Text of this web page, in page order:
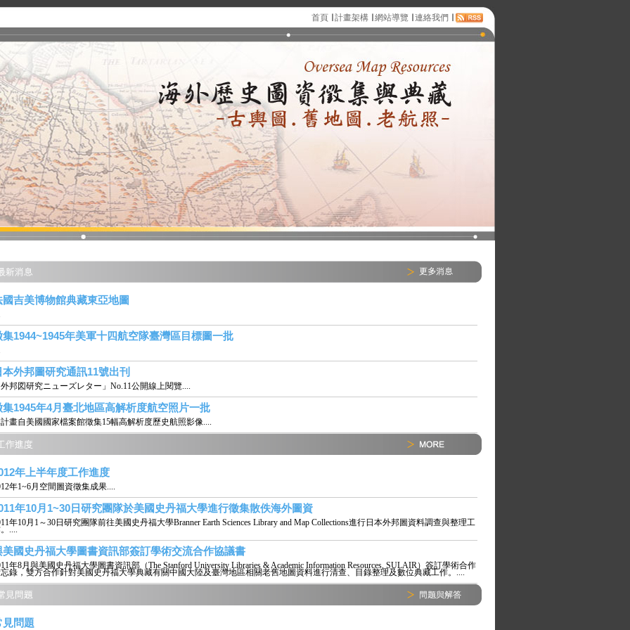
首頁 計畫架構 網站導覽 連絡我們
國吉美博物館典藏東亞地圖
集1944~1945年美軍十四航空隊臺灣區目標圖一批
本外邦圖研究通訊11號出刊
邦図研究ニューズレター」No.11公開線上閱覽....
集1945年4月臺北地區高解析度航空照片一批
畫自美國國家檔案館徵集15幅高解析度歷史航照影像....
年上半年度工作進度
年1~6月空間圖資徵集成果....
年10月1~30日研究團隊於美國史丹福大學進行徵集散佚海外圖資
年10月1～30日研究團隊前往美國史丹福大學Branner Earth Sciences Library and Map Collections進行日本外邦圖資料調查與整理工
....
美國史丹福大學圖書資訊部簽訂學術交流合作協議書
年8月與美國史丹福大學圖書資訊部（The Stanford University Libraries & Academic Information Resources, SULAIR）簽訂學術合作
錄，雙方合作針對美國史丹福大學典藏有關中國大陸及臺灣地區相關老舊地圖資料進行清查、目錄整理及數位典藏工作。....
見問題